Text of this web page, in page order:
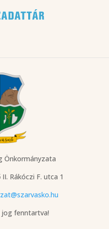
Önkormányzata
II. Rákóczi F. utca 1
jog fenntartva!